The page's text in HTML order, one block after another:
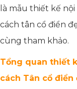
là mẫu thiết kế
cách tân cổ điển
cùng tham khảo.
Tổng quan thiết
cách Tân cổ điển